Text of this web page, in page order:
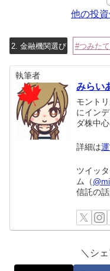
他の投
2. 金融機関選び つみた
執筆者
みらい
モント
にイン
ダ株中
詳細は
ツイッ
ム（
信託の
＼シ